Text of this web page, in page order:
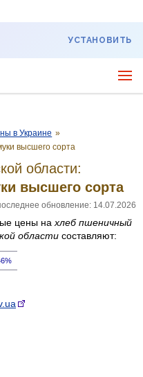
УСТАНОВИТЬ
в Украине »
высшего сорта
области:
высшего сорта
обновление: 14.07.2026
цены на хлеб пшеничный
области составляют: